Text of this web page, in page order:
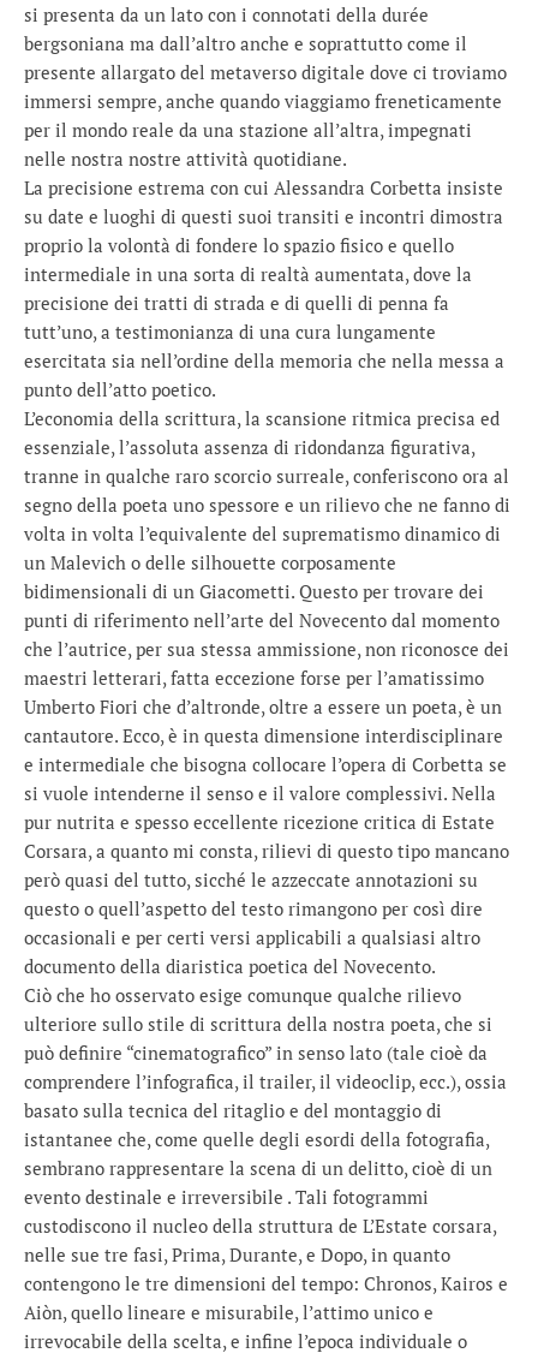
si presenta da un lato con i connotati della durée
bergsoniana ma dall’altro anche e soprattutto come il
presente allargato del metaverso digitale dove ci troviamo
immersi sempre, anche quando viaggiamo freneticamente
per il mondo reale da una stazione all’altra, impegnati
nelle nostra nostre attività quotidiane.
La precisione estrema con cui Alessandra Corbetta insiste
su date e luoghi di questi suoi transiti e incontri dimostra
proprio la volontà di fondere lo spazio fisico e quello
intermediale in una sorta di realtà aumentata, dove la
precisione dei tratti di strada e di quelli di penna fa
tutt’uno, a testimonianza di una cura lungamente
esercitata sia nell’ordine della memoria che nella messa a
punto dell’atto poetico.
L’economia della scrittura, la scansione ritmica precisa ed
essenziale, l’assoluta assenza di ridondanza figurativa,
tranne in qualche raro scorcio surreale, conferiscono ora al
segno della poeta uno spessore e un rilievo che ne fanno di
volta in volta l’equivalente del suprematismo dinamico di
un Malevich o delle silhouette corposamente
bidimensionali di un Giacometti. Questo per trovare dei
punti di riferimento nell’arte del Novecento dal momento
che l’autrice, per sua stessa ammissione, non riconosce dei
maestri letterari, fatta eccezione forse per l’amatissimo
Umberto Fiori che d’altronde, oltre a essere un poeta, è un
cantautore. Ecco, è in questa dimensione interdisciplinare
e intermediale che bisogna collocare l’opera di Corbetta se
si vuole intenderne il senso e il valore complessivi. Nella
pur nutrita e spesso eccellente ricezione critica di Estate
Corsara, a quanto mi consta, rilievi di questo tipo mancano
però quasi del tutto, sicché le azzeccate annotazioni su
questo o quell’aspetto del testo rimangono per così dire
occasionali e per certi versi applicabili a qualsiasi altro
documento della diaristica poetica del Novecento.
Ciò che ho osservato esige comunque qualche rilievo
ulteriore sullo stile di scrittura della nostra poeta, che si
può definire “cinematografico” in senso lato (tale cioè da
comprendere l’infografica, il trailer, il videoclip, ecc.), ossia
basato sulla tecnica del ritaglio e del montaggio di
istantanee che, come quelle degli esordi della fotografia,
sembrano rappresentare la scena di un delitto, cioè di un
evento destinale e irreversibile . Tali fotogrammi
custodiscono il nucleo della struttura de L’Estate corsara,
nelle sue tre fasi, Prima, Durante, e Dopo, in quanto
contengono le tre dimensioni del tempo: Chronos, Kairos e
Aiòn, quello lineare e misurabile, l’attimo unico e
irrevocabile della scelta, e infine l’epoca individuale o